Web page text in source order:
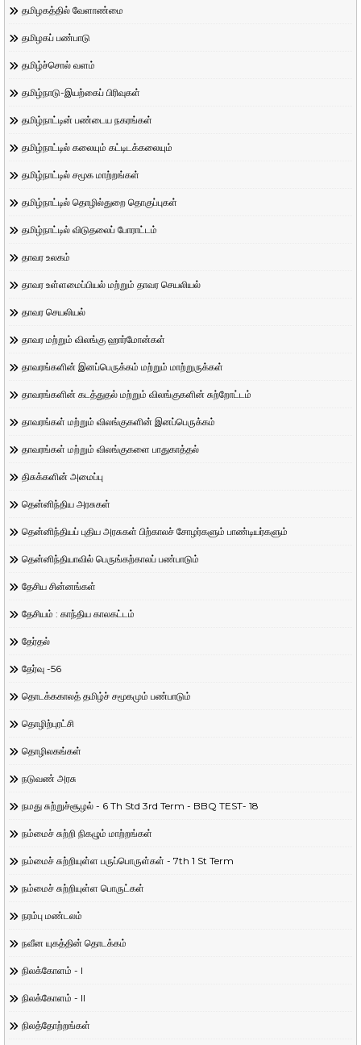
தமிழகத்தில் வேளாண்மை
தமிழகப் பண்பாடு
தமிழ்ச்சொல் வளம்
தமிழ்நாடு-இயற்கைப் பிரிவுகள்
தமிழ்நாட்டின் பண்டைய நகரங்கள்
தமிழ்நாட்டில் கலையும் கட்டிடக்கலையும்
தமிழ்நாட்டில் சமூக மாற்றங்கள்
தமிழ்நாட்டில் தொழில்துறை தொகுப்புகள்
தமிழ்நாட்டில் விடுதலைப் போராட்டம்
தாவர உலகம்
தாவர உள்ளமைப்பியல் மற்றும் தாவர செயலியல்
தாவர செயலியல்
தாவர மற்றும் விலங்கு ஹார்மோன்கள்
தாவரங்களின் இனப்பெருக்கம் மற்றும் மாற்றுருக்கள்
தாவரங்களின் கடத்துதல் மற்றும் விலங்குகளின் சுற்றோட்டம்
தாவரங்கள் மற்றும் விலங்குகளின் இனப்பெருக்கம்
தாவரங்கள் மற்றும் விலங்குகளை பாதுகாத்தல்
திசுக்களின் அமைப்பு
தென்னிந்திய அரசுகள்
தென்னிந்தியப் புதிய அரசுகள் பிற்காலச் சோழர்களும் பாண்டியர்களும்
தென்னிந்தியாவில் பெருங்கற்காலப் பண்பாடும்
தேசிய சின்னங்கள்
தேசியம் : காந்திய காலகட்டம்
தேர்தல்
தேர்வு -56
தொடக்ககாலத் தமிழ்ச் சமூகமும் பண்பாடும்
தொழிற்புரட்சி
தொழிலகங்கள்
நடுவண் அரசு
நமது சுற்றுச்சூழல் - 6 Th Std 3rd Term - BBQ TEST- 18
நம்மைச் சுற்றி நிகழும் மாற்றங்கள்
நம்மைச் சுற்றியுள்ள பருப்பொருள்கள் - 7th 1 St Term
நம்மைச் சுற்றியுள்ள பொருட்கள்
நரம்பு மண்டலம்
நவீன யுகத்தின் தொடக்கம்
நிலக்கோளம் - I
நிலக்கோளம் - II
நிலத்தோற்றங்கள்